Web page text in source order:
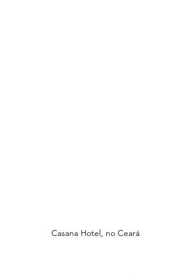
Casana Hotel, no Ceará